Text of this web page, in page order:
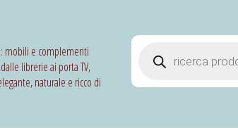
mobili e complementi
librerie ai porta TV,
naturale e ricco di